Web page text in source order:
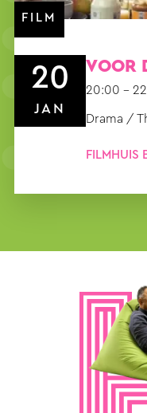
FILM
20
JAN
VOOR
20:00 –
Drama /
FILMHUIS